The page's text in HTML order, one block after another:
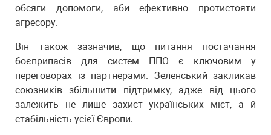
обсяги допомоги, аби ефективно протистояти
агресору.
Він також зазначив, що питання постачання
боєприпасів для систем ППО є ключовим у
переговорах із партнерами. Зеленський закликав
союзників збільшити підтримку, адже від цього
залежить не лише захист українських міст, а й
стабільність усієї Європи.